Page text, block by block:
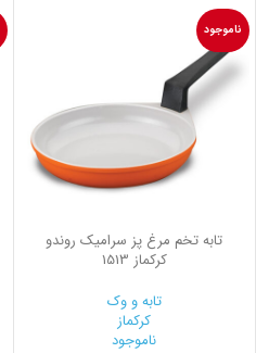
ناموجود
تابه تخم مرغ پز سرامیک روندو
کرکماز 1513
تابه و وک
کرکماز
ناموجود